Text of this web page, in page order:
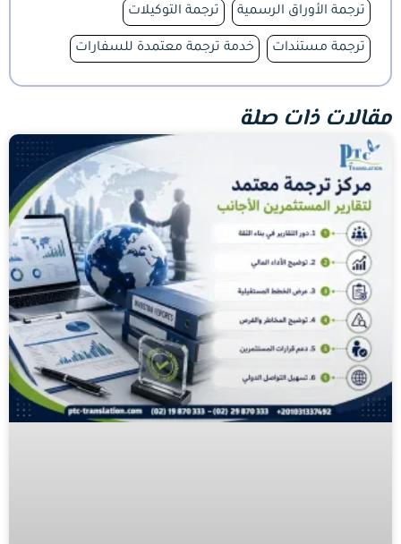
ترجمة الأوراق الرسمية ترجمة التوكيلات
ترجمة مستندات خدمة ترجمة معتمدة للسفارات
مقالات ذات صلة